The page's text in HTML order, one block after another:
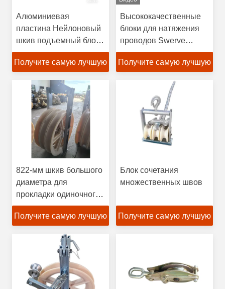
Алюминиевая
пластина Нейлоновый
шкив подъемный блок
с номинальной
нагрузкой от 10 до 100
кабеля и строительства
Получите самую лучшую
цену
Высококачественные
блоки для натяжения
проводов Swerve
Skyward
Получите самую лучшую
цену
822-мм шкив большого
диаметра для
прокладки одиночного
пучка
Получите самую лучшую
цену
Блок сочетания
множественных швов
Получите самую лучшую